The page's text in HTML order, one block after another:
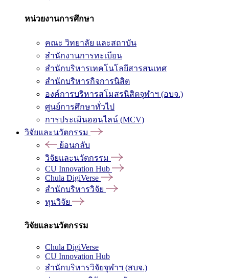
หน่วยงานการศึกษา
คณะ วิทยาลัย และสถาบัน
สำนักงานการทะเบียน
สำนักบริหารเทคโนโลยีสารสนเทศ
สำนักบริหารกิจการนิสิต
องค์การบริหารสโมสรนิสิตจุฬาฯ (อบจ.)
ศูนย์การศึกษาทั่วไป
การประเมินออนไลน์ (MCV)
วิจัยและนวัตกรรม
ย้อนกลับ
วิจัยและนวัตกรรม
CU Innovation Hub
Chula DigiVerse
สำนักบริหารวิจัย
ทุนวิจัย
วิจัยและนวัตกรรม
Chula DigiVerse
CU Innovation Hub
สำนักบริหารวิจัยจุฬาฯ (สบจ.)